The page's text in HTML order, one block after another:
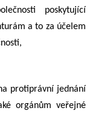
poskytující
a to za účelem
protiprávní jednání
orgánům veřejné